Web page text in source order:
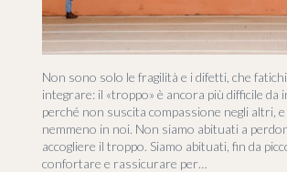
Non sono solo le fragilità e i difetti, che
integrare: il «troppo» è ancora più difficile da
perché non suscita compassione negli altri,
nemmeno in noi. Non siamo abituati a
accogliere il troppo. Siamo abituati, fin da
confortare e rassicurare per…